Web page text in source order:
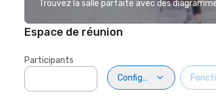
Trouvez la salle parfaite avec des
Espace de réunion
Participants
Configuration